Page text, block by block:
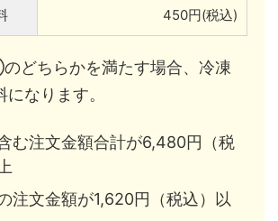
450円(税込)
ちらかを満たす場合、冷凍
なります。
む注文金額合計が6,480円（税
注文金額が1,620円（税込）以